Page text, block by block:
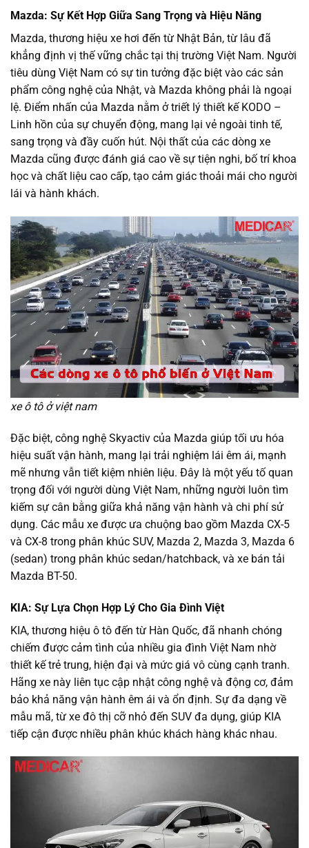
Mazda: Sự Kết Hợp Giữa Sang Trọng và Hiệu Năng
Mazda, thương hiệu xe hơi đến từ Nhật Bản, từ lâu đã
khẳng định vị thế vững chắc tại thị trường Việt Nam. Người
tiêu dùng Việt Nam có sự tin tưởng đặc biệt vào các sản
phẩm công nghệ của Nhật, và Mazda không phải là ngoại
lệ. Điểm nhấn của Mazda nằm ở triết lý thiết kế KODO –
Linh hồn của sự chuyển động, mang lại vẻ ngoài tinh tế,
sang trọng và đầy cuốn hút. Nội thất của các dòng xe
Mazda cũng được đánh giá cao về sự tiện nghi, bố trí khoa
học và chất liệu cao cấp, tạo cảm giác thoải mái cho người
lái và hành khách.
xe ô tô ở việt nam
Đặc biệt, công nghệ Skyactiv của Mazda giúp tối ưu hóa
hiệu suất vận hành, mang lại trải nghiệm lái êm ái, mạnh
mẽ nhưng vẫn tiết kiệm nhiên liệu. Đây là một yếu tố quan
trọng đối với người dùng Việt Nam, những người luôn tìm
kiếm sự cân bằng giữa khả năng vận hành và chi phí sử
dụng. Các mẫu xe được ưa chuộng bao gồm Mazda CX-5
và CX-8 trong phân khúc SUV, Mazda 2, Mazda 3, Mazda 6
(sedan) trong phân khúc sedan/hatchback, và xe bán tải
Mazda BT-50.
KIA: Sự Lựa Chọn Hợp Lý Cho Gia Đình Việt
KIA, thương hiệu ô tô đến từ Hàn Quốc, đã nhanh chóng
chiếm được cảm tình của nhiều gia đình Việt Nam nhờ
thiết kế trẻ trung, hiện đại và mức giá vô cùng cạnh tranh.
Hãng xe này liên tục cập nhật công nghệ và động cơ, đảm
bảo khả năng vận hành êm ái và ổn định. Sự đa dạng về
mẫu mã, từ xe đô thị cỡ nhỏ đến SUV đa dụng, giúp KIA
tiếp cận được nhiều phân khúc khách hàng khác nhau.